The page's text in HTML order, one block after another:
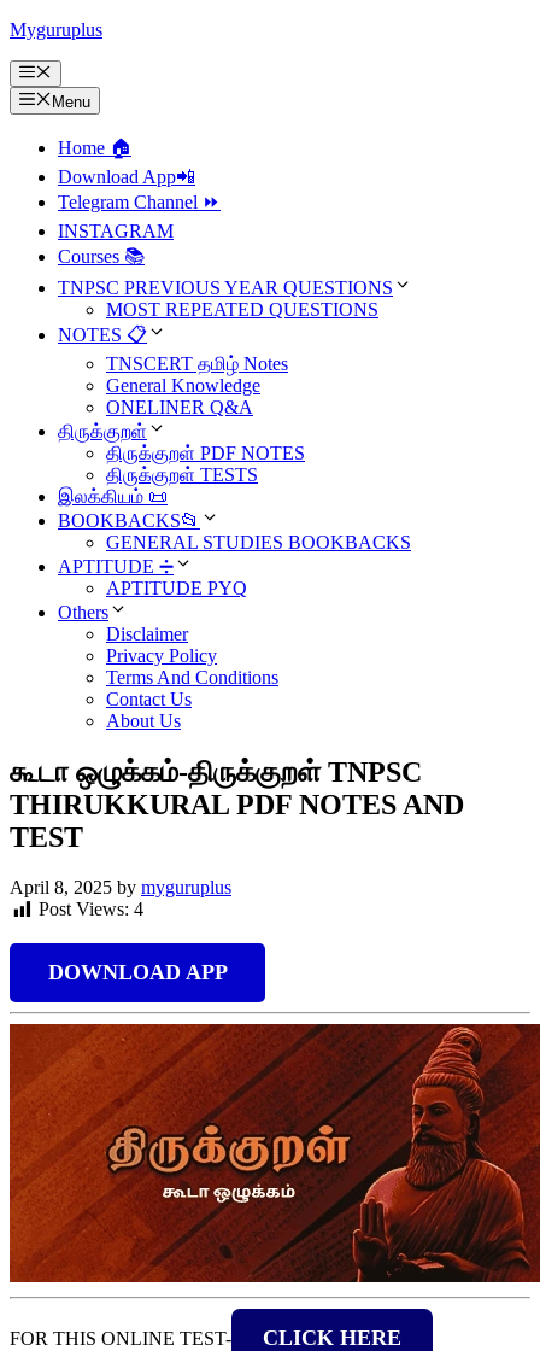
Skip
content
Myguruplus
Menu
Menu
Home 🏠
Download App📲
Telegram Channel ⏩
INSTAGRAM
Courses 📚
TNPSC PREVIOUS YEAR QUESTIONS
MOST REPEATED QUESTIONS
NOTES 📋
TNSCERT தமிழ் Notes
General Knowledge
ONELINER Q&A
திருக்குறள்
திருக்குறள் PDF NOTES
திருக்குறள் TESTS
இலக்கியம் 📜
BOOKBACKS📂
GENERAL STUDIES BOOKBACKS
APTITUDE ➗
APTITUDE PYQ
Others
Disclaimer
Privacy Policy
Terms And Conditions
Contact Us
About Us
கூடா ஒழுக்கம்-திருக்குறள் TNPSC
THIRUKKURAL PDF NOTES AND
TEST
April 8, 2025 by myguruplus
Post Views: 4
DOWNLOAD APP
FOR THIS ONLINE TEST- CLICK HERE